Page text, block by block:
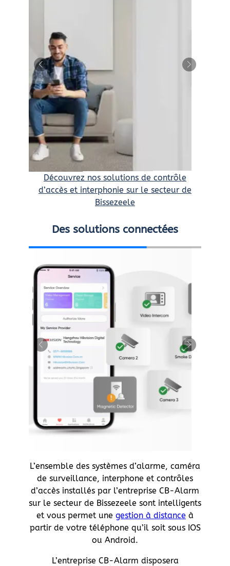
Découvrez nos solutions de contrôle
d’accès et interphonie sur le secteur de
Bissezeele
Des solutions connectées
L’ensemble des systèmes d’alarme, caméra
de surveillance, interphone et contrôles
d’accès installés par l’entreprise CB-Alarm
sur le secteur de Bissezeele sont intelligents
et vous permet une gestion à distance à
partir de votre téléphone qu’il soit sous IOS
ou Android.
L’entreprise CB-Alarm disposera